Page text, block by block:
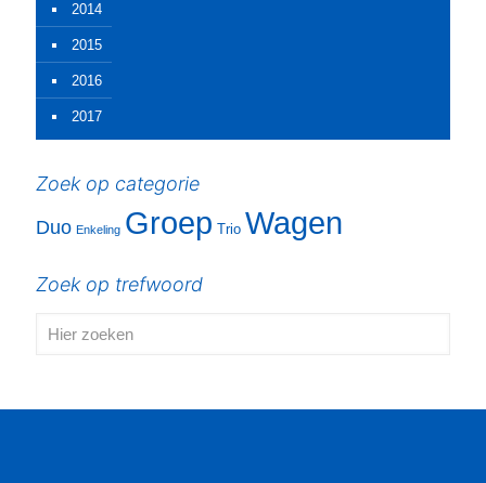
2014
2015
2016
2017
Zoek op categorie
Duo Enkeling Groep Trio Wagen
Zoek op trefwoord